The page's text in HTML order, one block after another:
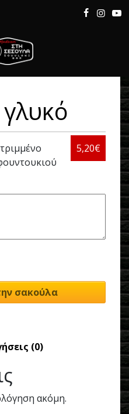
5,20€
σακούλα
(0)
ακόμη.